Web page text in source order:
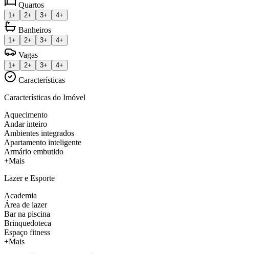
Quartos
1+ 2+ 3+ 4+
Banheiros
1+ 2+ 3+ 4+
Vagas
1+ 2+ 3+ 4+
Características
Características do Imóvel
Aquecimento
Andar inteiro
Ambientes integrados
Apartamento inteligente
Armário embutido
+Mais
Lazer e Esporte
Academia
Área de lazer
Bar na piscina
Brinquedoteca
Espaço fitness
+Mais